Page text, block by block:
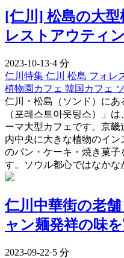
[仁川] 松島の大
レストアウティ
2023-10-13·4 分
仁川特集 仁川 松島 フォレ
植物園カフェ 韓国カフェ
仁川・松島（ソンド）に
（포레스트아웃팅스）」
ーマ大型カフェです。京
内中央に大きな植物のイ
のパン・ケーキ・焼き菓子
す。ソウル都心ではなかな
仁川中華街の老
ャン麺発祥の味
2023-09-22·5 分